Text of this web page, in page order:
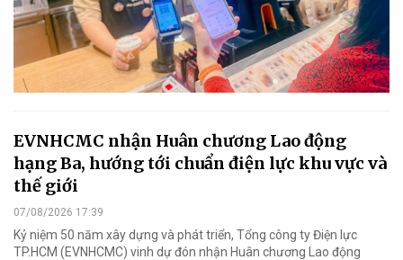
EVNHCMC nhận Huân chương Lao động
hạng Ba, hướng tới chuẩn điện lực khu vực và
thế giới
07/08/2026 17:39
Kỷ niệm 50 năm xây dựng và phát triển, Tổng công ty Điện lực
TP.HCM (EVNHCMC) vinh dự đón nhận Huân chương Lao động